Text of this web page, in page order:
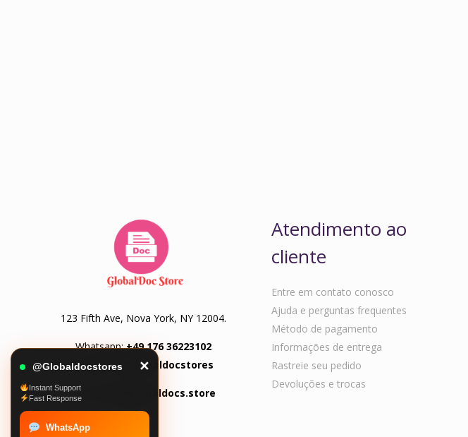
123 Fifth Ave, Nova York, NY 12004.
Whatsapp:+49 176 36223102
Telegram:@Globaldocstores
Email: info@globaldocs.store
Atendimento ao
cliente
Entre em contato conosco
Ajuda e perguntas frequentes
Método de pagamento
Informações de entrega
Rastreie seu pedido
Devoluções e trocas
@Globaldocstores ✕
Instant Support
Fast Response
WhatsApp